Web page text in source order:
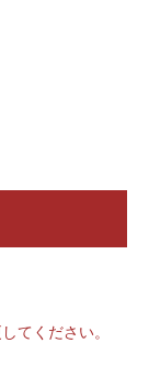
てください。